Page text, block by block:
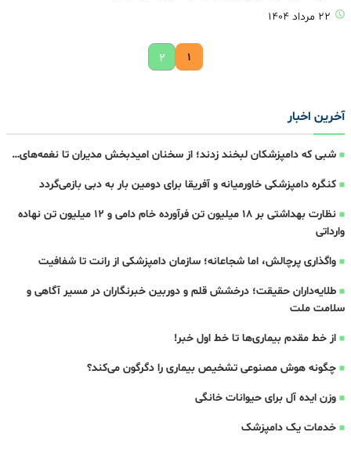
۱ ۲
آخرین اخبار
شبی که دامپزشکان لبخند زدند؛ از سخنان امیدبخش مدیران تا نغمه‌های…
کنگره دامپزشکی خاورمیانه و آفریقا برای دومین بار به دبی بازمی‌گردد
نظارت بهداشتی بر ۱۸ میلیون تن فرآورده خام دامی و ۱۲ میلیون تن نهاده
وارداتی
واگذاری پرچالش، اما شجاعانه؛ سازمان دامپزشکی از رانت تا شفافیت
طلایه‌داران حقیقت؛ درخشش قلم و دوربین خبرنگاران در مسیر آگاهی و
سلامت ملت
از خط مقدم بیماری‌ها تا خط اول خبر!
چگونه هوش مصنوعی تشخیص بیماری را دگرگون می‌کند؟
وزن ایده آل برای حیوانات خانگی
خدمات یک دامپزشک